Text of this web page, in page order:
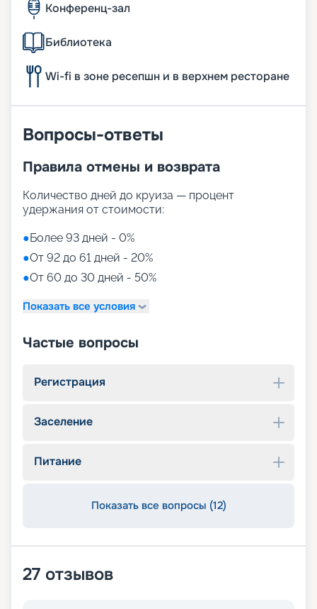
Конференц-зал
Библиотека
Wi-fi в зоне ресепшн и в верхнем ресторане
Вопросы-ответы
Правила отмены и возврата
Количество дней до круиза — процент
удержания от стоимости:
●Более 93 дней - 0%
●От 92 до 61 дней - 20%
●От 60 до 30 дней - 50%
Показать все условия
Частые вопросы
Регистрация
Заселение
Питание
Показать все вопросы (12)
27 отзывов